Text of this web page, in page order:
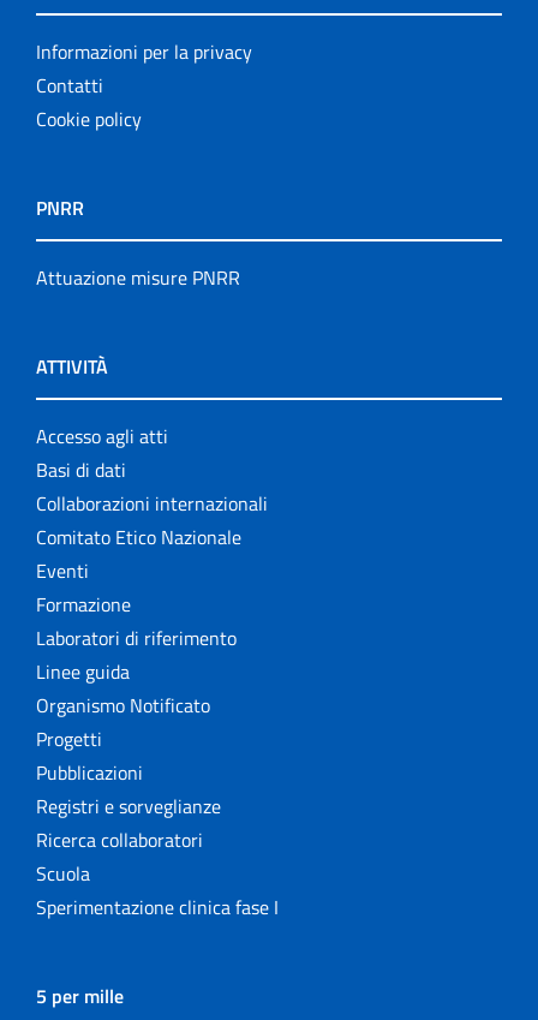
Informazioni per la privacy
Contatti
Cookie policy
PNRR
Attuazione misure PNRR
ATTIVITÀ
Accesso agli atti
Basi di dati
Collaborazioni internazionali
Comitato Etico Nazionale
Eventi
Formazione
Laboratori di riferimento
Linee guida
Organismo Notificato
Progetti
Pubblicazioni
Registri e sorveglianze
Ricerca collaboratori
Scuola
Sperimentazione clinica fase I
5 per mille